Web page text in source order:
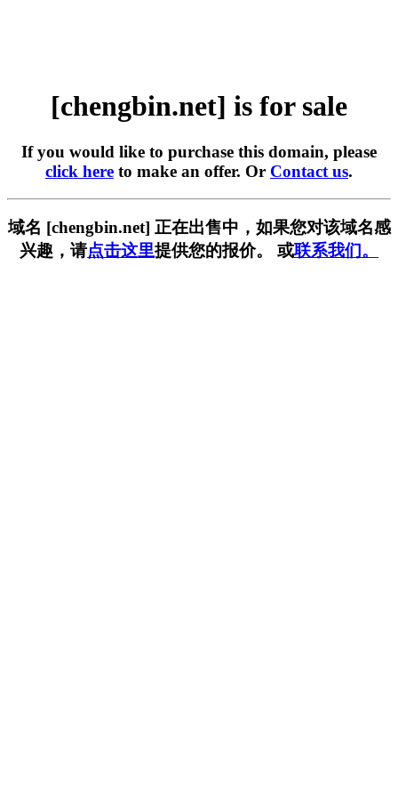
[chengbin.net] is for sale
If you would like to purchase this domain, please
click here to make an offer. Or Contact us.
域名 [chengbin.net] 正在出售中，如果您对该域名感
兴趣，请点击这里提供您的报价。 或联系我们。